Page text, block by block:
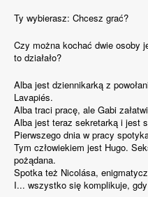
Ty wybierasz: Chcesz grać?
Czy można kochać dwie osoby
to działało?
Alba jest dziennikarką z
Lavapiés.
Alba traci pracę, ale Gabi
Alba jest teraz sekretarką i jest
Pierwszego dnia w pracy
Tym człowiekiem jest Hugo.
pożądana.
Spotka też Nicolása,
I... wszystko się komplikuje,